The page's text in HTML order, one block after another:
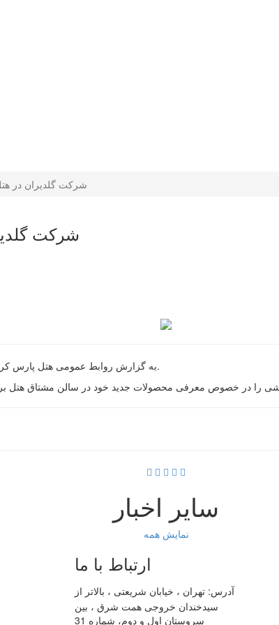
شرکت گلدیران در
شرکت
به گزارش روابط عمومی هتل پارس کرمان؛ هتل پارس کرمان میزبان همایش شرکت گلدیران بود.
سایر اخبار
نمایش همه
ارتباط با ما
آدرس: تهران ، خیابان شریعتی ، بالاتر از
سیدخندان خروجی همت شرق ، بین
سروستان اول و دوم، شماره 31